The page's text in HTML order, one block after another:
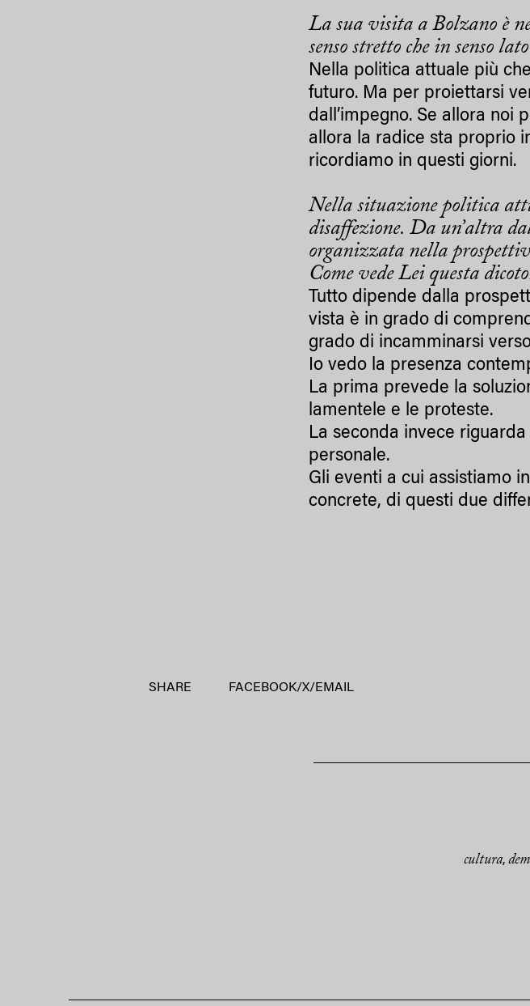
La sua visita a Bolzano è
senso stretto che in senso
Nella politica attuale più
futuro. Ma per proiettarsi
dall’impegno. Se allora noi
allora la radice sta proprio
ricordiamo in questi giorni.
Nella situazione politica
disaffezione. Da un’altra
organizzata nella
Come vede Lei questa
Tutto dipende dalla
vista è in grado di
grado di incamminarsi
Io vedo la presenza
La prima prevede la
lamentele e le proteste.
La seconda invece
personale.
Gli eventi a cui assistiamo
concrete, di questi due
SHARE FACEBOOK/X/ EMAIL
cultura,